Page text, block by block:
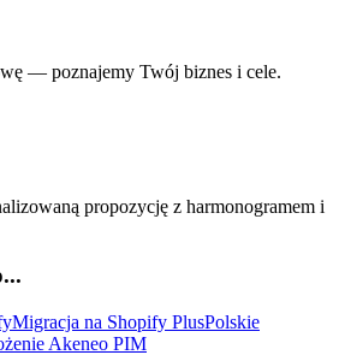
— poznajemy Twój biznes i cele.
propozycję z harmonogramem i
Migracja na Shopify PlusPolskie
Akeneo PIM